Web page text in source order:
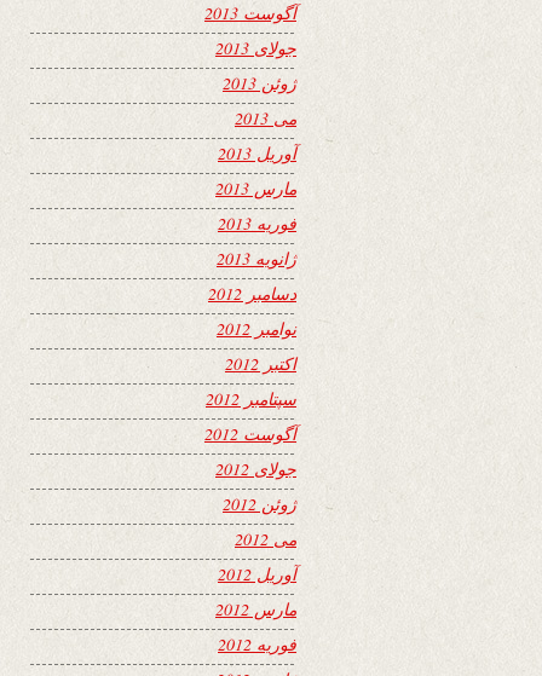
آگوست 2013
جولای 2013
ژوئن 2013
می 2013
آوریل 2013
مارس 2013
فوریه 2013
ژانویه 2013
دسامبر 2012
نوامبر 2012
اکتبر 2012
سپتامبر 2012
آگوست 2012
جولای 2012
ژوئن 2012
می 2012
آوریل 2012
مارس 2012
فوریه 2012